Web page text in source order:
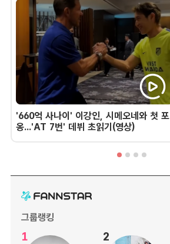
'660억 사나이' 이강인, 시메오네와 첫 포
옹...'AT 7번' 데뷔 초읽기(영상)
그룹랭킹
1 2